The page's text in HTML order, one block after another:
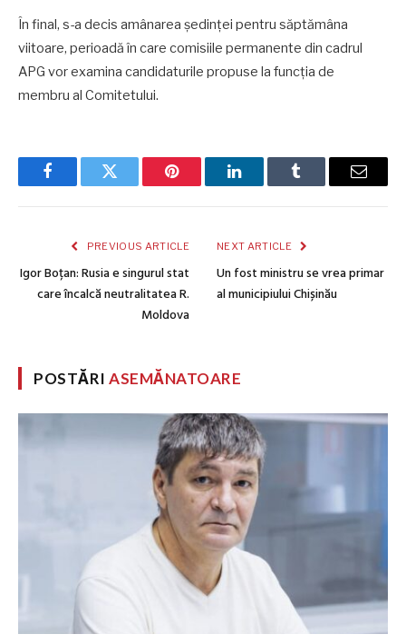
În final, s-a decis amânarea ședinței pentru săptămâna
viitoare, perioadă în care comisiile permanente din cadrul
APG vor examina candidaturile propuse la funcția de
membru al Comitetului.
FacebookTwitter Pinterest LinkedInTumblr Email
PREVIOUS ARTICLE
Igor Boțan: Rusia e singurul stat
care încalcă neutralitatea R.
Moldova
NEXT ARTICLE
Un fost ministru se vrea primar
al municipiului Chișinău
POSTĂRIASEMĂNATOARE